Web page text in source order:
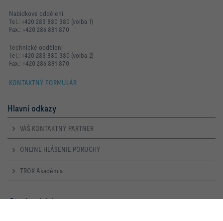
Nabídkové oddělení
Tel.: +420 283 880 380 (volba 1)
Fax.: +420 286 881 870
Technické oddělení
Tel.: +420 283 880 380 (volba 2)
Fax.: +420 286 881 870
KONTAKTNÝ FORMULÁR
Hlavní odkazy
VÁŠ KONTAKTNÝ PARTNER
ONLINE HLÁSENIE PORUCHY
TROX Akadémia
Otevírací doba